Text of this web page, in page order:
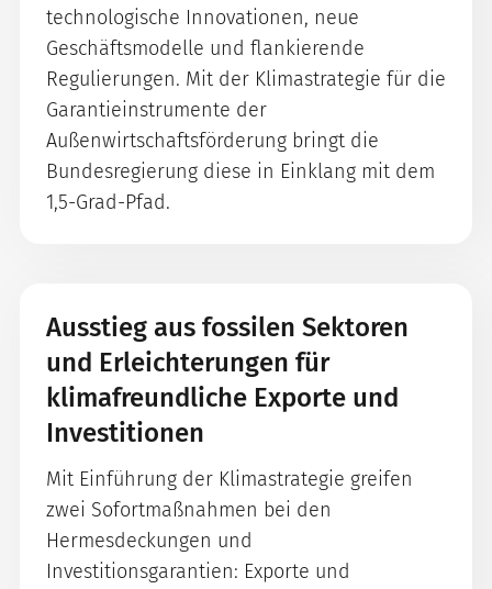
technologische Innovationen, neue
Geschäftsmodelle und flankierende
Regulierungen. Mit der Klimastrategie für die
Garantieinstrumente der
Außenwirtschaftsförderung bringt die
Bundesregierung diese in Einklang mit dem
1,5-Grad-Pfad.
Ausstieg aus fossilen Sektoren
und Erleichterungen für
klimafreundliche Exporte und
Investitionen
Mit Einführung der Klimastrategie greifen
zwei Sofortmaßnahmen bei den
Hermesdeckungen und
Investitionsgarantien: Exporte und